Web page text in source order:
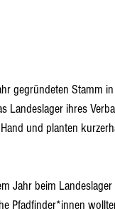
gegründeten Stamm
Landeslager ihres
und planten
Jahr beim
Pfadfinder*innen